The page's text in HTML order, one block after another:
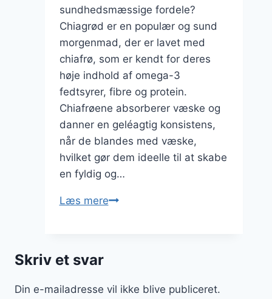
sundhedsmæssige fordele?
Chiagrød er en populær og sund
morgenmad, der er lavet med
chiafrø, som er kendt for deres
høje indhold af omega-3
fedtsyrer, fibre og protein.
Chiafrøene absorberer væske og
danner en geléagtig konsistens,
når de blandes med væske,
hvilket gør dem ideelle til at skabe
en fyldig og…
Læs mereChiagrød
Skriv et svar
Din e-mailadresse vil ikke blive publiceret.